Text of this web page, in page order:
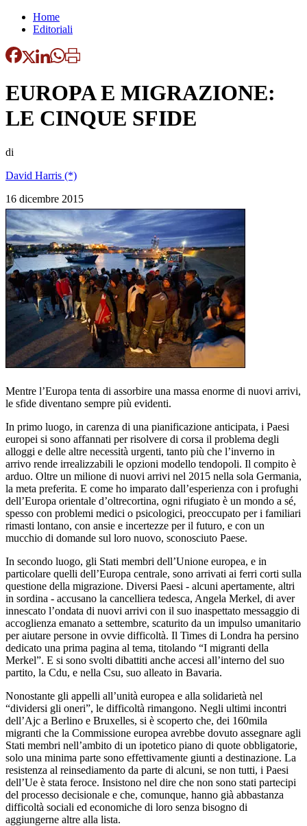
Home
Editoriali
EUROPA E MIGRAZIONE:
LE CINQUE SFIDE
di
David Harris (*)
16 dicembre 2015
Mentre l’Europa tenta di assorbire una massa enorme di nuovi arrivi,
le sfide diventano sempre più evidenti.
In primo luogo, in carenza di una pianificazione anticipata, i Paesi
europei si sono affannati per risolvere di corsa il problema degli
alloggi e delle altre necessità urgenti, tanto più che l’inverno in
arrivo rende irrealizzabili le opzioni modello tendopoli. Il compito è
arduo. Oltre un milione di nuovi arrivi nel 2015 nella sola Germania,
la meta preferita. E come ho imparato dall’esperienza con i profughi
dell’Europa orientale d’oltrecortina, ogni rifugiato è un mondo a sé,
spesso con problemi medici o psicologici, preoccupato per i familiari
rimasti lontano, con ansie e incertezze per il futuro, e con un
mucchio di domande sul loro nuovo, sconosciuto Paese.
In secondo luogo, gli Stati membri dell’Unione europea, e in
particolare quelli dell’Europa centrale, sono arrivati ai ferri corti sulla
questione della migrazione. Diversi Paesi - alcuni apertamente, altri
in sordina - accusano la cancelliera tedesca, Angela Merkel, di aver
innescato l’ondata di nuovi arrivi con il suo inaspettato messaggio di
accoglienza emanato a settembre, scaturito da un impulso umanitario
per aiutare persone in ovvie difficoltà. Il Times di Londra ha persino
dedicato una prima pagina al tema, titolando “I migranti della
Merkel”. E si sono svolti dibattiti anche accesi all’interno del suo
partito, la Cdu, e nella Csu, suo alleato in Bavaria.
Nonostante gli appelli all’unità europea e alla solidarietà nel
“dividersi gli oneri”, le difficoltà rimangono. Negli ultimi incontri
dell’Ajc a Berlino e Bruxelles, si è scoperto che, dei 160mila
migranti che la Commissione europea avrebbe dovuto assegnare agli
Stati membri nell’ambito di un ipotetico piano di quote obbligatorie,
solo una minima parte sono effettivamente giunti a destinazione. La
resistenza al reinsediamento da parte di alcuni, se non tutti, i Paesi
dell’Ue è stata feroce. Insistono nel dire che non sono stati partecipi
del processo decisionale e che, comunque, hanno già abbastanza
difficoltà sociali ed economiche di loro senza bisogno di
aggiungerne altre alla lista.